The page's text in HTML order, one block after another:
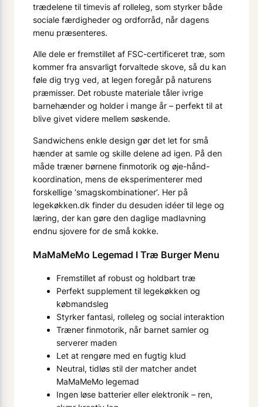
trædelene til timevis af rolleleg, som styrker både
sociale færdigheder og ordforråd, når dagens
menu præsenteres.
Alle dele er fremstillet af FSC-certificeret træ, som
kommer fra ansvarligt forvaltede skove, så du kan
føle dig tryg ved, at legen foregår på naturens
præmisser. Det robuste materiale tåler ivrige
barnehænder og holder i mange år – perfekt til at
blive givet videre mellem søskende.
Sandwichens enkle design gør det let for små
hænder at samle og skille delene ad igen. På den
måde træner børnene finmotorik og øje-hånd-
koordination, mens de eksperimenterer med
forskellige ‘smagskombinationer’. Her på
legekøkken.dk finder du desuden idéer til lege og
læring, der kan gøre den daglige madlavning
endnu sjovere for de små kokke.
MaMaMeMo Legemad I Træ Burger Menu
Fremstillet af robust og holdbart træ
Perfekt supplement til legekøkken og
købmands­leg
Styrker fantasi, rolleleg og social interaktion
Træner finmotorik, når barnet samler og
serverer maden
Let at rengøre med en fugtig klud
Neutral, tidløs stil der matcher andet
MaMaMeMo legemad
Ingen løse batterier eller elektronik – ren,